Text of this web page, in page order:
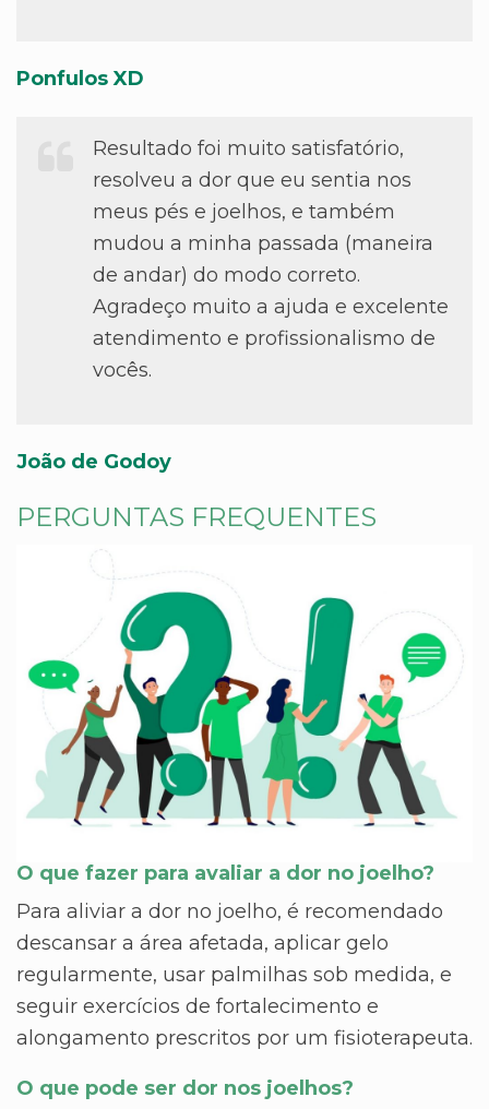
Ponfulos XD
Resultado foi muito satisfatório,
resolveu a dor que eu sentia nos
meus pés e joelhos, e também
mudou a minha passada (maneira
de andar) do modo correto.
Agradeço muito a ajuda e excelente
atendimento e profissionalismo de
vocês.
João de Godoy
PERGUNTAS FREQUENTES
O que fazer para avaliar a dor no joelho?
Para aliviar a dor no joelho, é recomendado
descansar a área afetada, aplicar gelo
regularmente, usar palmilhas sob medida, e
seguir exercícios de fortalecimento e
alongamento prescritos por um fisioterapeuta.
O que pode ser dor nos joelhos?